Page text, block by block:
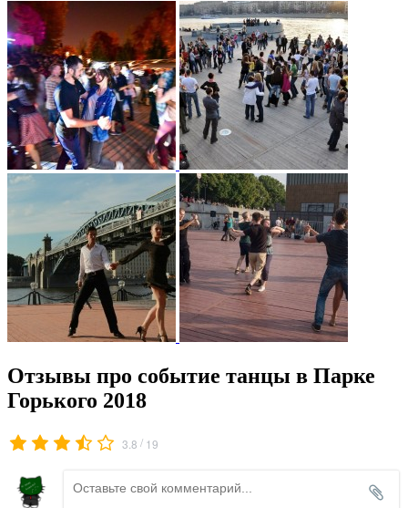
Отзывы про событие танцы в Парке
Горького 2018
3.8 / 19